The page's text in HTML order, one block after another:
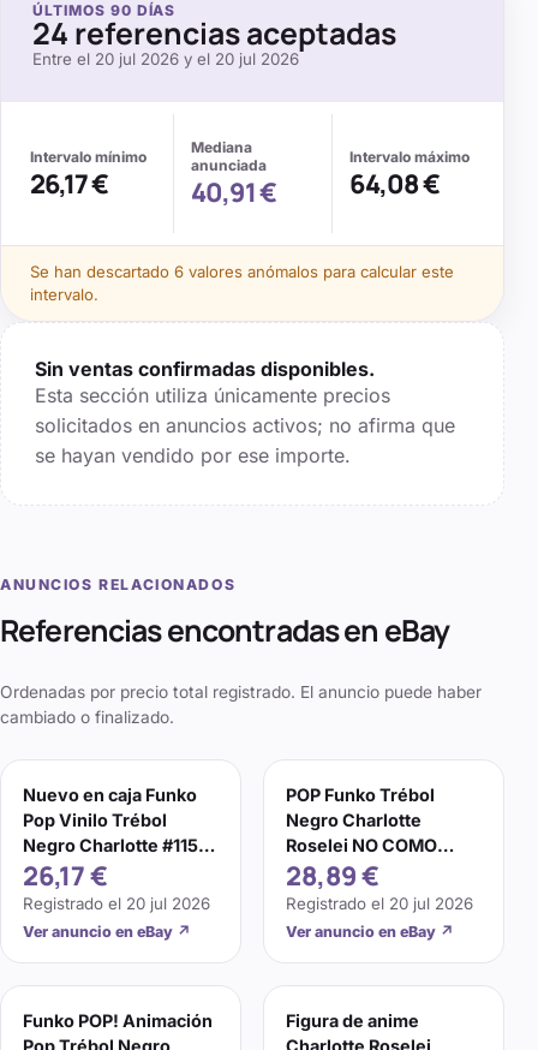
ÚLTIMOS 90 DÍAS
24 referencias aceptadas
Entre el 20 jul 2026 y el 20 jul 2026
Intervalo mínimo
26,17 €
Mediana
anunciada
40,91 €
Intervalo máximo
64,08 €
Se han descartado 6 valores anómalos para calcular este
intervalo.
Sin ventas confirmadas disponibles.
Esta sección utiliza únicamente precios
solicitados en anuncios activos; no afirma que
se hayan vendido por ese importe.
ANUNCIOS RELACIONADOS
Referencias encontradas en eBay
Ordenadas por precio total registrado. El anuncio puede haber
cambiado o finalizado.
Nuevo en caja Funko
Pop Vinilo Trébol
Negro Charlotte #1155
Figura!
26,17 €
Registrado el 20 jul 2026
Ver anuncio en eBay ↗
POP Funko Trébol
Negro Charlotte
Roselei NO COMO
NUEVO
28,89 €
Registrado el 20 jul 2026
Ver anuncio en eBay ↗
Funko POP! Animación
Pop Trébol Negro
Figura de anime
Charlotte Roselei